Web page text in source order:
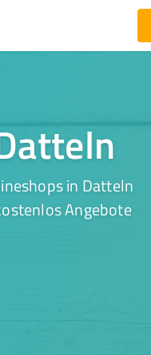
in Datteln
Angebote